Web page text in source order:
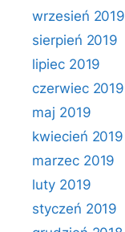
wrzesień 2019
sierpień 2019
lipiec 2019
czerwiec 2019
maj 2019
kwiecień 2019
marzec 2019
luty 2019
styczeń 2019